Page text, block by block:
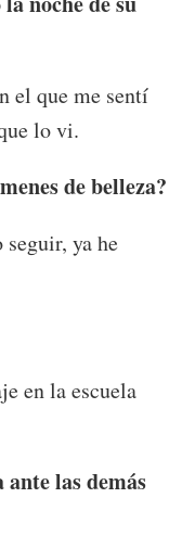
el que me sentí
lo vi.
de belleza?
seguir, ya he
en la escuela
ante las demás